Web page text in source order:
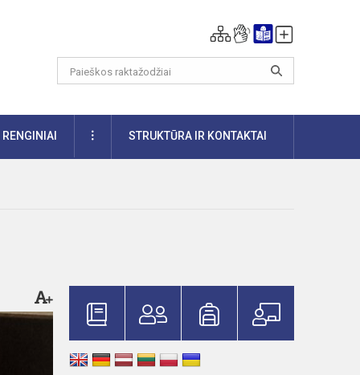
RENGINIAI DAUGIAUSTRUKTŪRA IR KONTAKTAI